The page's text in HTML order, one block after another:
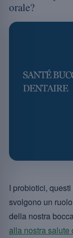
orale?
I probiotici,
svolgono un
della nostra
alla nostra salute